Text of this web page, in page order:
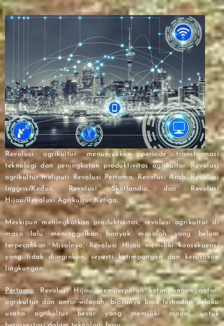
Revolusi agrikultur menunjukkan periode transformasi
teknologi dan peningkatan produktivitas agrikultur. Revolusi
agrikultur meliputi Revolusi Pertama, Revolusi Arab, Revolusi
Inggris/Kedua, Revolusi Skotlandia, dan Revolusi
Hijau/Revolusi Agrikultur Ketiga.
Meskipun meningkatkan produktivitas, revolusi agrikultur di
masa lalu meninggalkan banyak masalah yang belum
terpecahkan. Misalnya, Revolusi Hijau memiliki konsekuensi
yang tidak diinginkan, seperti ketimpangan dan kerusakan
lingkungan.
Pertama, Revolusi Hijau memperparah ketimpangan antar-
agrikultur dan antar-wilayah, biasanya bias terhadap pelaku
usaha agrikultur besar yang memiliki modal untuk